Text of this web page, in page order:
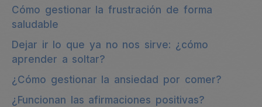
Cómo gestionar la frustración de forma
saludable
Dejar ir lo que ya no nos sirve: ¿cómo
aprender a soltar?
¿Cómo gestionar la ansiedad por comer?
¿Funcionan las afirmaciones positivas?